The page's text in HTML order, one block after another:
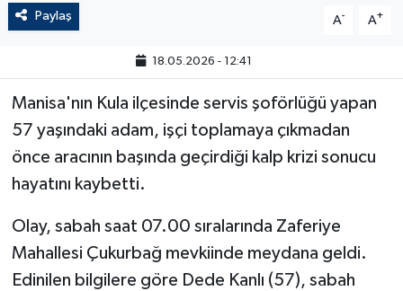
Paylaş A- A+
18.05.2026 - 12:41
Manisa'nın Kula ilçesinde servis şoförlüğü yapan
57 yaşındaki adam, işçi toplamaya çıkmadan
önce aracının başında geçirdiği kalp krizi sonucu
hayatını kaybetti.
Olay, sabah saat 07.00 sıralarında Zaferiye
Mahallesi Çukurbağ mevkiinde meydana geldi.
Edinilen bilgilere göre Dede Kanlı (57), sabah